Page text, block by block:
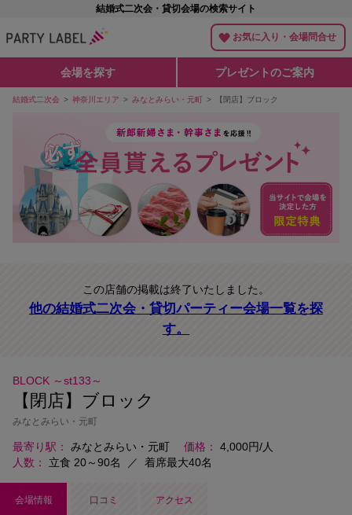
結婚式二次会・貸切会場の検索サイト
お気に入り・会場問合せ
会場を探す プレゼントのご案内
結婚式二次会 神奈川エリア みなとみらい・元町 【閉店】ブロック
この店舗の掲載は終了いたしました。
他の結婚式二次会・貸切パーティー会場一覧を探
す。
BLOCK ～st133～
【閉店】ブロック
みなとみらい・元町
最寄り駅 みなとみらい・元町 価格
4,000円/人
人数
立食 20～90名 ／ 着席最大40名
会場情報 口コミ アクセス